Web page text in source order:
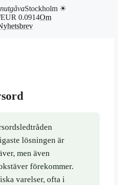
Stockholm ☀
0.0914Om
lösningen är
men även
förekommer.
varelser, ofta i